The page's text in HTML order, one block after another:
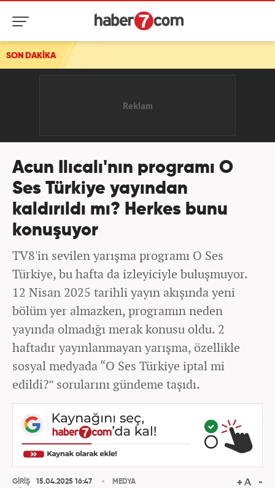
SON DAKİKA
Acun Ilıcalı'nın programı O
Ses Türkiye yayından
kaldırıldı mı? Herkes bunu
konuşuyor
TV8'in sevilen yarışma programı O Ses
Türkiye, bu hafta da izleyiciyle buluşmuyor.
12 Nisan 2025 tarihli yayın akışında yeni
bölüm yer almazken, programın neden
yayında olmadığı merak konusu oldu. 2
haftadır yayınlanmayan yarışma, özellikle
sosyal medyada “O Ses Türkiye iptal mi
edildi?” sorularını gündeme taşıdı.
GİRİŞ
15.04.2025 16:47
MEDYA